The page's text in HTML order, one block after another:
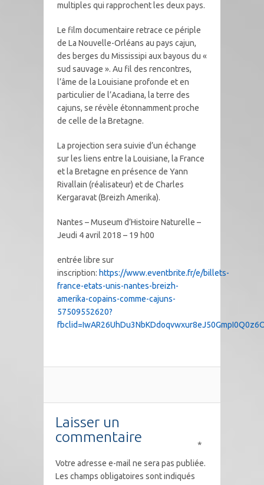
multiples qui rapprochent les deux pays.
Le film documentaire retrace ce périple
de La Nouvelle-Orléans au pays cajun,
des berges du Mississipi aux bayous du «
sud sauvage ». Au fil des rencontres,
l’âme de la Louisiane profonde et en
particulier de l’Acadiana, la terre des
cajuns, se révèle étonnamment proche
de celle de la Bretagne.
La projection sera suivie d’un échange
sur les liens entre la Louisiane, la France
et la Bretagne en présence de Yann
Rivallain (réalisateur) et de Charles
Kergaravat (Breizh Amerika).
Nantes – Museum d’Histoire Naturelle –
Jeudi 4 avril 2018 – 19 h00
entrée libre sur
inscription: https://www.eventbrite.fr/e/billets-
france-etats-unis-nantes-breizh-
amerika-copains-comme-cajuns-
57509552620?
Laisser un
commentaire
Votre adresse e-mail ne sera pas publiée.
Les champs obligatoires sont indiqués
*